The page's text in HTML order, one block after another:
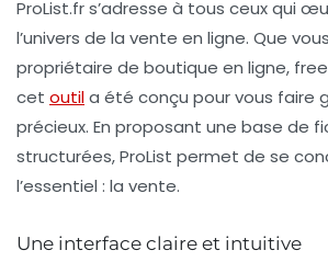
ProList.fr s’adresse à tous ceux qui
l’univers de la vente en ligne. Que
propriétaire de boutique en ligne,
cet outila été conçu pour vous faire
précieux. En proposant une base de
structurées, ProList permet de se
l’essentiel : la vente.
Une interface claire et intuitive